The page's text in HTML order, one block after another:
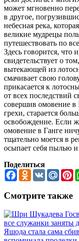
может мгновенно
в другое,
небесная река,
великие мудрецы
путешествовать по
Здесь говорится,
свидетельствует о
вытекающей из
смачивает свою
прикасается к
от всех последствий
совершив омовение в
грехи, старается
освобождение. Если
омовение в Ганге
тщательно моется в
осыпает себя пылью и
Поделиться
FacebookOdnoklassniki
VK
Смотрите также